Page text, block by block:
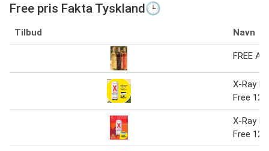
Free pris Fakta Tyskland🕒
Tilbud Navn
FREE
X-Ray
Free 12
X-Ray
Free 12